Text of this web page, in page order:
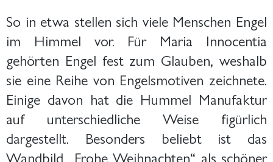
So in etwa stellen sich viele Menschen Engel
im Himmel vor. Für Maria Innocentia
gehörten Engel fest zum Glauben, weshalb
sie eine Reihe von Engelsmotiven zeichnete.
Einige davon hat die Hummel Manufaktur
auf unterschiedliche Weise figürlich
dargestellt. Besonders beliebt ist das
Wandbild „Frohe Weihnachten“ als schöner